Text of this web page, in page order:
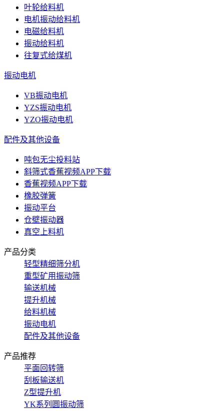
叶轮给料机
电机振动给料机
电磁给料机
振动给料机
往复式给煤机
振动电机
VB振动电机
YZS振动电机
YZO振动电机
配件及其他设备
吨包无尘投料站
斜筛式香蕉视频APP下载
香蕉视频APP下载
橡胶弹簧
振动平台
仓壁振动器
真空上料机
产品分类
轻型精细筛分机
重型矿用振动筛
输送机械
提升机械
给料机械
振动电机
配件及其他设备
产品推荐
平面回转筛
刮板输送机
Z型提升机
YK系列圆振动筛